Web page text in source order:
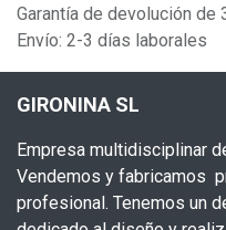
Garantía de devolución de
Envío: 2-3 días laborales
GIRONINA SL
Empresa multidisciplinar
Vendemos y fabricamos
profesional. Tenemos un